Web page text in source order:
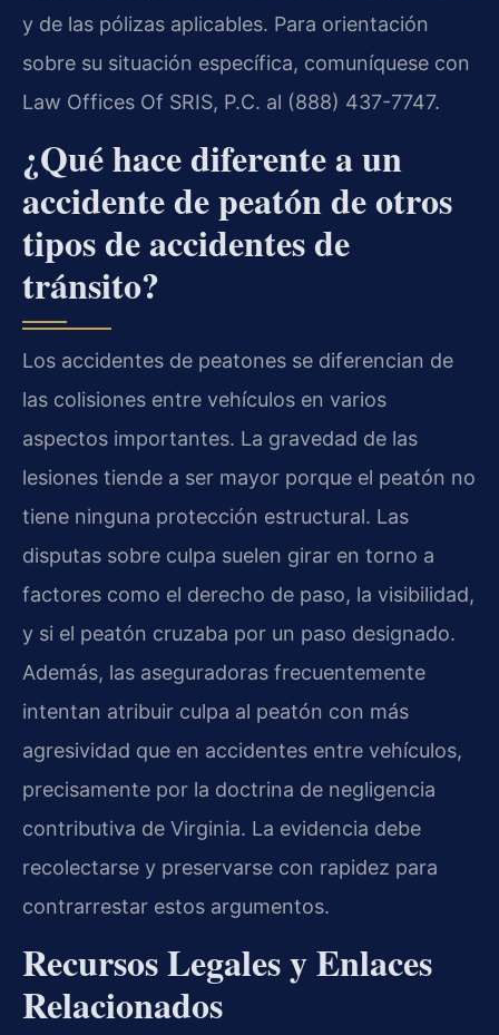
y de las pólizas aplicables. Para orientación
sobre su situación específica, comuníquese con
Law Offices Of SRIS, P.C. al (888) 437-7747.
¿Qué hace diferente a un
accidente de peatón de otros
tipos de accidentes de
tránsito?
Los accidentes de peatones se diferencian de
las colisiones entre vehículos en varios
aspectos importantes. La gravedad de las
lesiones tiende a ser mayor porque el peatón no
tiene ninguna protección estructural. Las
disputas sobre culpa suelen girar en torno a
factores como el derecho de paso, la visibilidad,
y si el peatón cruzaba por un paso designado.
Además, las aseguradoras frecuentemente
intentan atribuir culpa al peatón con más
agresividad que en accidentes entre vehículos,
precisamente por la doctrina de negligencia
contributiva de Virginia. La evidencia debe
recolectarse y preservarse con rapidez para
contrarrestar estos argumentos.
Recursos Legales y Enlaces
Relacionados